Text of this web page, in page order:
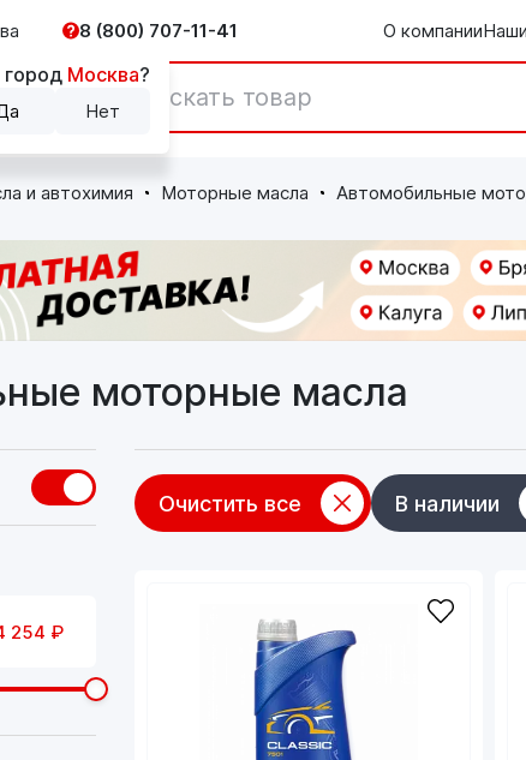
Москва?
Нет
8 (800) 707-11-41 О компании
и автохимия Моторные масла Автомобильные
моторные масла
Очистить все В наличии